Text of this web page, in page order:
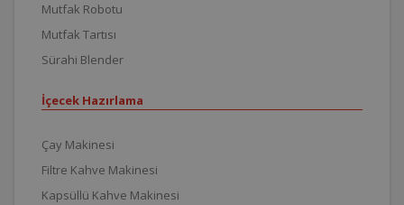
Mutfak Robotu
Mutfak Tartısı
Sürahi Blender
İçecek Hazırlama
Çay Makinesi
Filtre Kahve Makinesi
Kapsüllü Kahve Makinesi